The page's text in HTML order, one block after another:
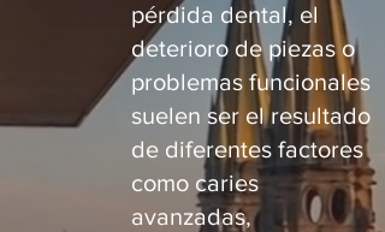
pérdida dental, el
deterioro de piezas o
problemas funcionales
suelen ser el resultado
de diferentes factores
como caries
avanzadas,